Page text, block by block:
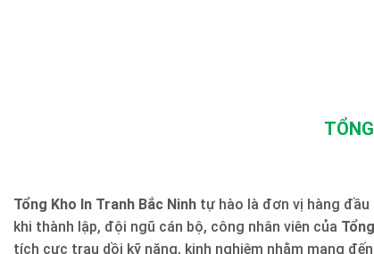
Tổng Kho In Tranh Bắc Ninh tự hào là đơn vị hàng
khi thành lập, đội ngũ cán bộ, công nhân viên của
tích cực trau dồi kỹ năng, kinh nghiệm nhằm mang